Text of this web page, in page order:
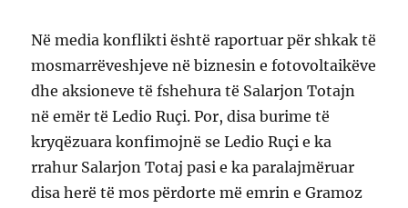
Në media konflikti është raportuar për shkak të
mosmarrëveshjeve në biznesin e fotovoltaikëve
dhe aksioneve të fshehura të Salarjon Totajn
në emër të Ledio Ruçi. Por, disa burime të
kryqëzuara konfimojnë se Ledio Ruçi e ka
rrahur Salarjon Totaj pasi e ka paralajmëruar
disa herë të mos përdorte më emrin e Gramoz